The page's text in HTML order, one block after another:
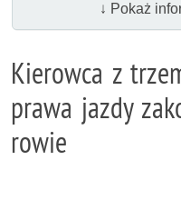
↓ Pokaż
Kierowca z
prawa jazdy
rowie